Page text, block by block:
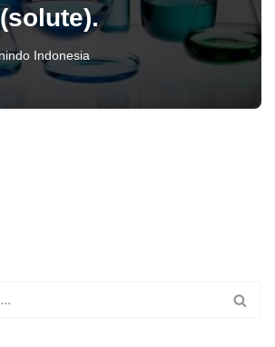
Indonesia